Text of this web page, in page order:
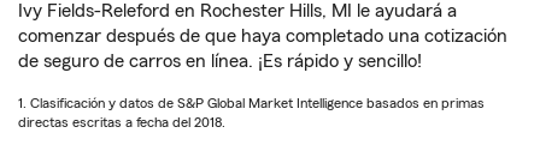
Ivy Fields-Releford en Rochester Hills, MI le ayudará a
comenzar después de que haya completado una cotización
de seguro de carros en línea. ¡Es rápido y sencillo!
1. Clasificación y datos de S&P Global Market Intelligence basados en primas
directas escritas a fecha del 2018.